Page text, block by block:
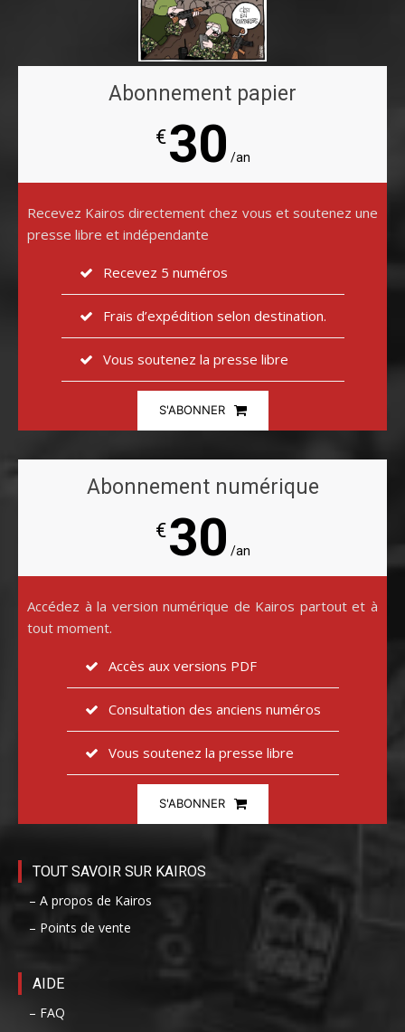
Abonnement papier
€30 /an
Recevez Kairos directement chez vous et soutenez une
presse libre et indépendante
Recevez 5 numéros
Frais d’expédition selon destination.
Vous soutenez la presse libre
S'ABONNER
Abonnement numérique
€30 /an
Accédez à la version numérique de Kairos partout et à
tout moment.
Accès aux versions PDF
Consultation des anciens numéros
Vous soutenez la presse libre
S'ABONNER
TOUT SAVOIR SUR KAIROS
– A propos de Kairos
– Points de vente
AIDE
– FAQ